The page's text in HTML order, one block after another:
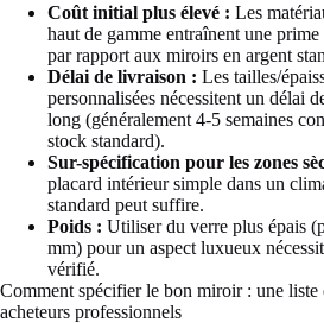
Coût initial plus élevé : Les
haut de gamme entraînent une
par rapport aux miroirs en argent
Délai de livraison : Les tailles/
personnalisées nécessitent un délai
long (généralement 4-5 semaines
stock standard).
Sur-spécification pour les zones
placard intérieur simple dans un
standard peut suffire.
Poids : Utiliser du verre plus épais
mm) pour un aspect luxueux
vérifié.
Comment spécifier le bon miroir : une liste
acheteurs professionnels